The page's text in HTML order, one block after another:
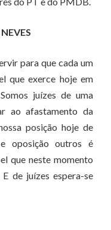
para que cada um
que exerce hoje em
juízes de uma
ao afastamento da
posição hoje de
oposição outros é
que neste momento
de juízes espera-se